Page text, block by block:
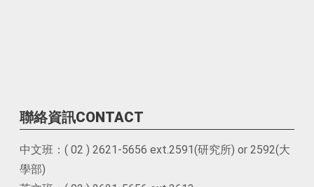
聯絡資訊CONTACT
中文班：( 02 ) 2621-5656 ext.2591(研究所) or 2592(大
學部)